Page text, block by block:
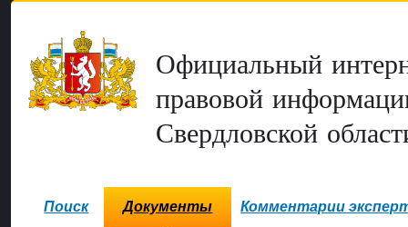
Официальный
правовой
Свердловской
Поиск Документы Комментарии